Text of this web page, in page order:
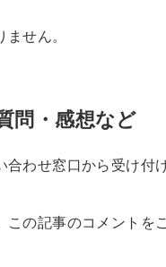
せん。
問・感想など
合わせ窓口から受け付
この記事のコメントを